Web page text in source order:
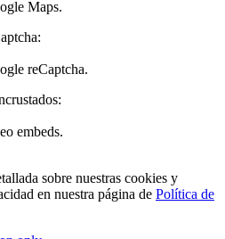
Maps.
reCaptcha.
embeds.
sobre nuestras cookies y
en nuestra página de Política de